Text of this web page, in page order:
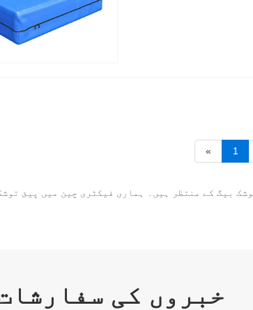
« 1
بیگ کے منتظر ہیں۔ ہماری فیکٹری چین میں پیئ
خبروں کی